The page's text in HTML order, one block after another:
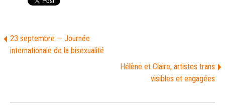
23 septembre — Journée
internationale de la bisexualité
Hélène et Claire, artistes trans
visibles et engagées